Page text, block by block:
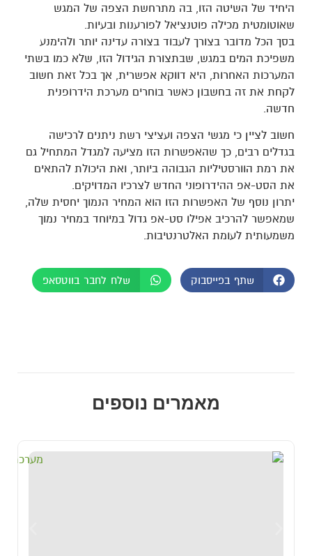
היחיד של השיטה הזו, בה מתרחשת הצפה של המגש
שאוטומטית מכילה פוטנציאל לפורענות ובעיות.
בסך הכל מדובר בצורך לעבוד בצורה עדינה יותר ולהימנע
משפיכת המים במגש, שבתצורת הגידול הזו, שלא כמו בשתי
המערכות האחרות, היא דווקא אפשרית, אך בכל זאת חשוב
לקחת את זה בחשבון כאשר בוחרים מערכת הידרופנית
חדשה.
חשוב לציין כי מגשי הצפה ועציצי רשת ניתנים לרכישה
בגדלים רבים, כך שהאפשרות הזו מציעה למגדל המתחיל גם
את רמת הוורסטיליות הגבוהה ביותר, ואת היכולת להתאים
את הסט-אפ ההידרופוני החדש לצרכיו המדויקים.
יתרון נוסף של האפשרות הזו הוא המחיר הנמוך יחסית שלה,
שמאפשר להרכיב אפילו סט-אפ גדול במיוחד במחיר נמוך
משמעותית לעומת האלטרנטיבות.
שתף בפייסבוק שלח לחבר בווטסאפ
מאמרים נוספים